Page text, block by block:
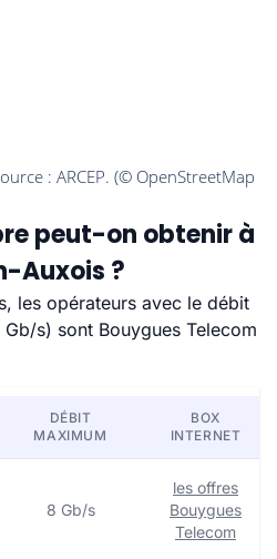
peut-on obtenir à
Auxois ?
les opérateurs avec le débit
s) sont Bouygues Telecom
DÉBIT
MAXIMUM
BOX
INTERNET
8 Gb/s
les offres
Bouygues
Telecom